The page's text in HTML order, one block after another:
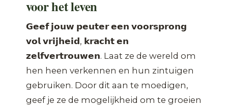
voor het leven
𝗚𝗲𝗲𝗳 𝗷𝗼𝘂𝘄 𝗽𝗲𝘂𝘁𝗲𝗿 𝗲𝗲𝗻 𝘃𝗼𝗼𝗿𝘀𝗽𝗿𝗼𝗻𝗴
𝘃𝗼𝗹 𝘃𝗿𝗶𝗷𝗵𝗲𝗶𝗱, 𝗸𝗿𝗮𝗰𝗵𝘁 𝗲𝗻
𝘇𝗲𝗹𝗳𝘃𝗲𝗿𝘁𝗿𝗼𝘂𝘄𝗲𝗻. Laat ze de wereld om
hen heen verkennen en hun zintuigen
gebruiken. Door dit aan te moedigen,
geef je ze de mogelijkheid om te groeien